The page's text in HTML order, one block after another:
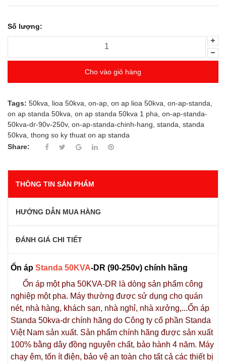
Số lượng:
Cho vào giỏ hàng
Tags: 50kva lioa 50kva on-ap on ap lioa 50kva on-ap-standa
on ap standa 50kva on ap standa 50kva 1 pha on-ap-standa-
50kva-dr-90v-250v, on-ap-standa-chinh-hang standa standa
50kva thong so ky thuat on ap standa
Share:
THÔNG TIN SẢN PHẨM
HƯỚNG DẪN MUA HÀNG
ĐÁNH GIÁ CHI TIẾT
Ổn áp Standa 50KVA-DR (90-250v) chính hãng
Ổn áp một pha 50KVA-DR là dòng sản phẩm công
nghiệp một pha. Máy thường được sử dụng cho quán
nét, nhà hàng, khách sạn, nhà nghỉ, nhà xưởng,...Ổn áp
Standa 50kva-dr chính hãng do Công ty cổ phần Standa
Việt Nam sản xuất. Sản phẩm chính hãng được sản xuất
100% bằng dây đồng nguyên chất, bảo hành 4 năm. Máy
chạy êm, tốn ít điện, bảo vệ an toàn cho tất cả các thiết bị